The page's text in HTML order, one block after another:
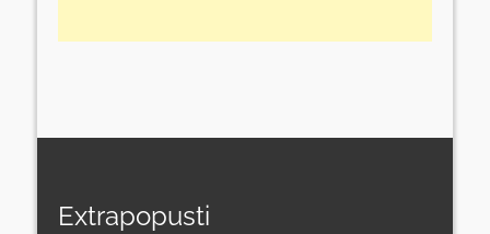
Extrapopusti